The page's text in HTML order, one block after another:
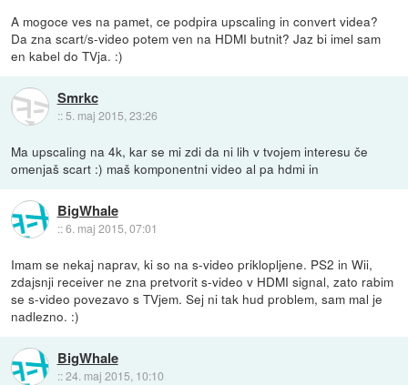
A mogoce ves na pamet, ce podpira upscaling in convert videa?
Da zna scart/s-video potem ven na HDMI butnit? Jaz bi imel sam
en kabel do TVja. :)
Smrkc
:: 5. maj 2015, 23:26
Ma upscaling na 4k, kar se mi zdi da ni lih v tvojem interesu če
omenjaš scart :) maš komponentni video al pa hdmi in
BigWhale
::6. maj 2015, 07:01
Imam se nekaj naprav, ki so na s-video priklopljene. PS2 in Wii,
zdajsnji receiver ne zna pretvorit s-video v HDMI signal, zato rabim
se s-video povezavo s TVjem. Sej ni tak hud problem, sam mal je
nadlezno. :)
BigWhale
::24. maj 2015, 10:10